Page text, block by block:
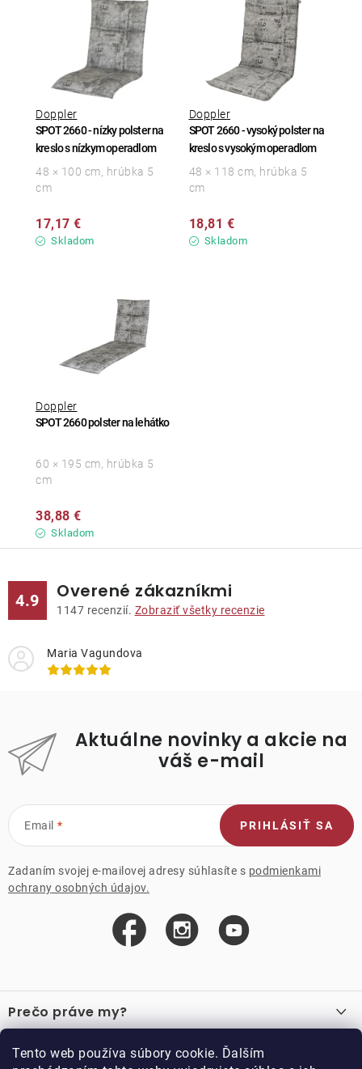
Tento web používa súbory cookie. Ďalším
SPOT 2660 - nízky polster na
kreslo s nízkym operadlom
Doppler
Skladom
17,17 €
48 × 100 cm, hrúbka 5
cm
SPOT 2660 - vysoký polster na
kreslo s vysokým operadlom
Doppler
Skladom
18,81 €
48 × 118 cm, hrúbka 5
cm
SPOT 2660 polster na lehátko
Doppler
Skladom
38,88 €
60 × 195 cm, hrúbka 5
cm
4.9 Overené zákazníkmi
1147 recenzií. Zobraziť všetky recenzie
Maria Vagundova
Aktuálne novinky a akcie na
váš e-mail
Email
Zadaním svojej e-mailovej adresy súhlasíte s podmienkami
ochrany osobných údajov.
PRIHLÁSIŤ SA
á
p
ä
Prečo práve my?
Recenzie
Důležité odkazy